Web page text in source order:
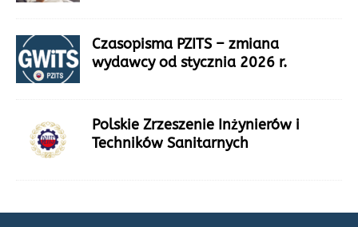
Czasopisma PZITS – zmiana
wydawcy od stycznia 2026 r.
Polskie Zrzeszenie Inżynierów i
Techników Sanitarnych